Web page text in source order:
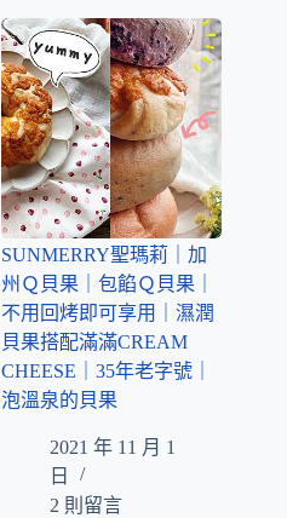
SUNMERRY聖瑪莉｜加
州Ｑ貝果｜包餡Ｑ貝果｜
不用回烤即可享用｜濕潤
貝果搭配滿滿CREAM
CHEESE｜35年老字號｜
泡溫泉的貝果
2021 年 11 月 1
日
2 則留言